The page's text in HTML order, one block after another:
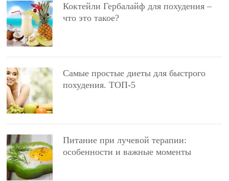
Коктейли Гербалайф для похудения –
что это такое?
Самые простые диеты для быстрого
похудения. ТОП-5
Питание при лучевой терапии:
особенности и важные моменты